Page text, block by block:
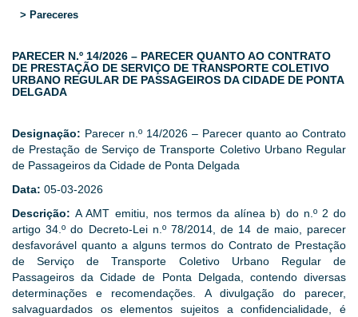
> Pareceres
PARECER N.º 14/2026 – PARECER QUANTO AO CONTRATO
DE PRESTAÇÃO DE SERVIÇO DE TRANSPORTE COLETIVO
URBANO REGULAR DE PASSAGEIROS DA CIDADE DE PONTA
DELGADA
Designação: Parecer n.º 14/2026 – Parecer quanto ao Contrato
de Prestação de Serviço de Transporte Coletivo Urbano Regular
de Passageiros da Cidade de Ponta Delgada
Data: 05-03-2026
Descrição:A AMT emitiu, nos termos da alínea b) do n.º 2 do
artigo 34.º do Decreto-Lei n.º 78/2014, de 14 de maio, parecer
desfavorável quanto a alguns termos do Contrato de Prestação
de Serviço de Transporte Coletivo Urbano Regular de
Passageiros da Cidade de Ponta Delgada, contendo diversas
determinações e recomendações. A divulgação do parecer,
salvaguardados os elementos sujeitos a confidencialidade, é